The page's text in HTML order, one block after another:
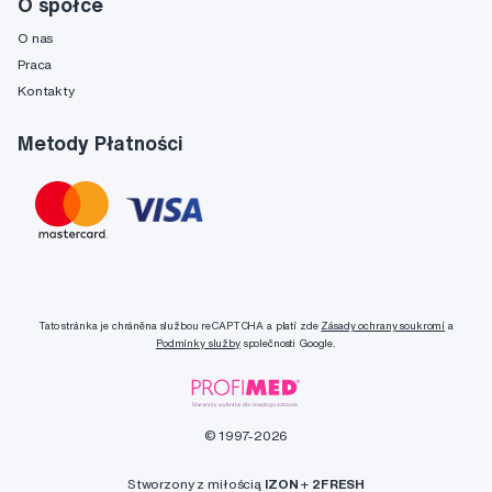
O spółce
O nas
Praca
Kontakty
Metody Płatności
Tato stránka je chráněna službou reCAPTCHA a platí zde Zásady ochrany soukromí a
Podmínky službyspolečnosti Google.
© 1997-2026
Stworzony z miłością IZON + 2FRESH